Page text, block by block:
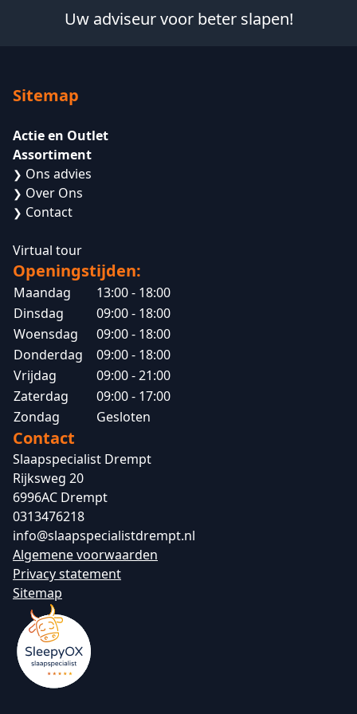
Uw adviseur voor beter slapen!
Sitemap
Actie en Outlet
Assortiment
❯ Ons advies
❯ Over Ons
❯ Contact
Virtual tour
Openingstijden:
Maandag
13:00 - 18:00
Dinsdag
09:00 - 18:00
Woensdag
09:00 - 18:00
Donderdag
09:00 - 18:00
Vrijdag
09:00 - 21:00
Zaterdag
09:00 - 17:00
Zondag
Gesloten
Contact
Slaapspecialist Drempt
Rijksweg 20
6996AC Drempt
0313476218
info@slaapspecialistdrempt.nl
Algemene voorwaarden
Privacy statement
Sitemap